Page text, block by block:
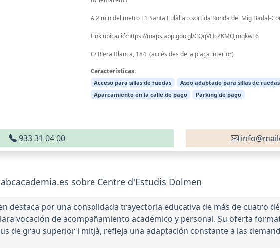
A 2 min del metro L1 Santa Eulàlia o sortida Ronda del Mig Badal-
Link ubicació:https://maps.app.goo.gl/CQqVHcZKMQjmqkwL6
C/ Riera Blanca, 184 (accés des de la plaça interior)
Características:
Acceso para sillas de ruedas
Aseo adaptado para sillas de ruedas
Aparcamiento en la calle de pago
Parking de pago
933 31 04 00
sobre Centre d'Estudis Dolmen
destaca por una consolidada trayectoria educativa de más de cuatro
vocación de acompañamiento académico y personal. Su oferta
de grau superior i mitjà, refleja una adaptación constante a las